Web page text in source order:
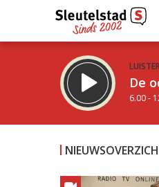
De
6.00 -